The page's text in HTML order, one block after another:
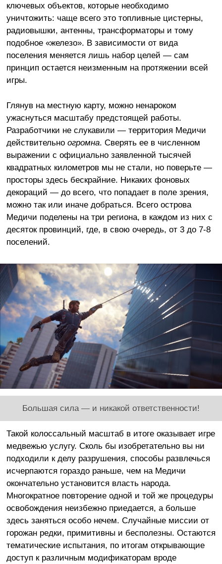
ключевых объектов, которые необходимо
уничтожить: чаще всего это топливные цистерны,
радиовышки, антенны, трансформаторы и тому
подобное «железо». В зависимости от вида
поселения меняется лишь набор целей — сам
принцип остается неизменным на протяжении всей
игры.
Глянув на местную карту, можно ненароком
ужаснуться масштабу предстоящей работы.
Разработчики не слукавили — территория Медичи
действительно огромна. Сверять ее в численном
выражении с официально заявленной тысячей
квадратных километров мы не стали, но поверьте —
просторы здесь бескрайние. Никаких фоновых
декораций — до всего, что попадает в поле зрения,
можно так или иначе добраться. Всего острова
Медичи поделены на три региона, в каждом из них с
десяток провинций, где, в свою очередь, от 3 до 7-8
поселений.
Большая сила — и никакой ответственности!
Такой колоссальный масштаб в итоге оказывает игре
медвежью услугу. Сколь бы изобретательно вы ни
подходили к делу разрушения, способы развлечься
исчерпаются гораздо раньше, чем на Медичи
окончательно установится власть народа.
Многократное повторение одной и той же процедуры
освобождения неизбежно приедается, а больше
здесь заняться особо нечем. Случайные миссии от
горожан редки, примитивны и бесполезны. Остаются
тематические испытания, по итогам открывающие
доступ к различным модификаторам вроде